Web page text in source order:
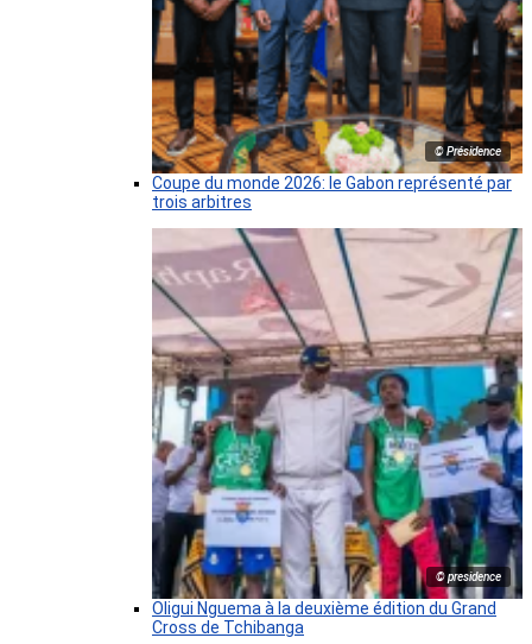
© Présidence
Coupe du monde 2026: le Gabon représenté par
trois arbitres
© presidence
Oligui Nguema à la deuxième édition du Grand
Cross de Tchibanga